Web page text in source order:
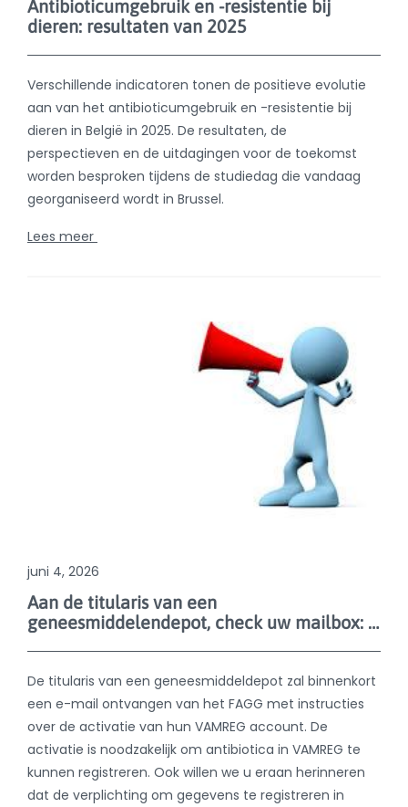
georganiseerd wordt in Brussel.
De titularis van een geneesmiddeldepot zal binnenkort
een e-mail ontvangen van het FAGG met instructies
kunnen registreren. Ook willen we u eraan herinneren
dat de verplichting om gegevens te registreren in
VAMREG over het gebruik van antibiotica voor paarden
en aquacultuurvissen in België ingaat op 1 juli 2026.
Meer informatie kan geraadpleegd worden via de
pagina over het
VAMREG-register.
Lees meer